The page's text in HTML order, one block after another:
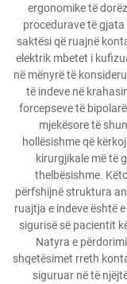
ergonomike të
procedurave të
saktësi që ruajnë
elektrik mbetet i
në mënyrë të
të indeve në
forcepseve të
mjekësore të
hollësishme që
kirurgjikale më të
thelbësishme.
përfshijnë struktura
ruajtja e indeve është
sigurisë së pacientit
Natyra e
shqetësimet rreth
siguruar në të